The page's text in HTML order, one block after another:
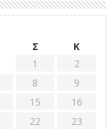
Σ
Κ
1
2
8
9
15
16
22
23